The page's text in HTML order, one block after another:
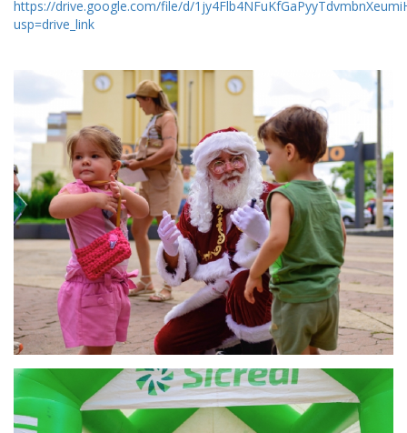
https://drive.google.com/file/d/
usp=drive_link